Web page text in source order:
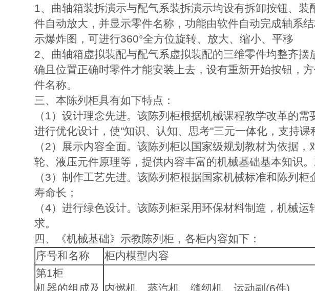
1、曲轴箱装拆演示与配气系装拆演示均设有拆卸按钮、
件自动放大，并显示零件名称，功能由软件自动完成轴系
示爆炸图，可进行360°全方位旋转、放大、缩小、平移
2、曲轴箱虚拟装配与配气系虚拟装配的三维零件均整齐
确且位置正确时零件才能安装上去，设有重新开始按钮，
件名称。
三、本陈列柜具有如下特点：
（1）设计理念先进。该陈列柜根据机械课程教学改革的
进行优化设计，使"知识、认知、思考"三元一体化，支持课
（2）展示内容全面。该陈列柜以国家级规划教材为依据
轮、液压元件原理等，提供内容丰富的机械基础基本知识
（3）制作工艺先进。该陈列柜根据国家机械标准和陈列
寿命长；
（4）进行绿色设计。该陈列柜采用环保材料制造，机械
求。
四、《机械基础》示教陈列柜，各柜内容如下：
序号和名称
柜内模型内容
第1柜
机器的组成及 内燃机、蒸汽机、缝纫机、运动副(6件)